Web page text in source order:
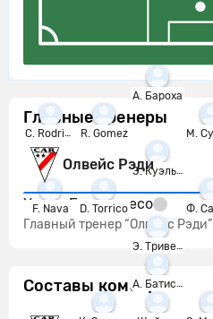
А. Бароха
C. Rodriguez R. Gomez
Э. Куэльяр
F. Nava D. Torrico
Э. Триверио
А. Батиста
Главные тренеры
Олвейс Рэди
Хулио Балдивиесо
Главный тренер “Олвейс Рэди”
Составы команд